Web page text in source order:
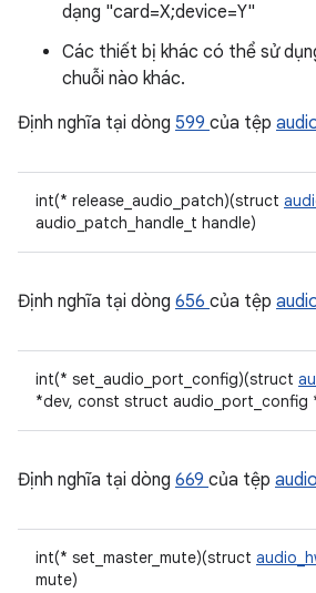
dạng "card=X;device=Y"
Các thiết bị khác có thể sử
chuỗi nào khác.
Định nghĩa tại dòng 599 của tệp
int(* release_audio_patch)(struct
audio_patch_handle_t handle)
Định nghĩa tại dòng 656 của tệp
int(* set_audio_port_config)(struct
*dev, const struct audio_port_config
Định nghĩa tại dòng 669 của tệp
int(* set_master_mute)(struct
mute)